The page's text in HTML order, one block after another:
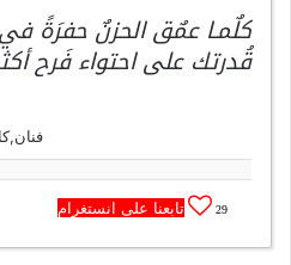
كلٌمـا عمٌق الحزنٌ حفرَةً
قُدرتك على احتواء فَرح
29 تابعنا على انستغرام